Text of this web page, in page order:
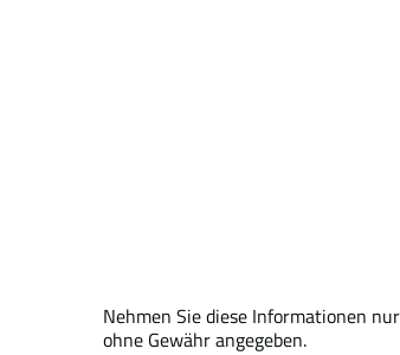
Nehmen Sie diese Informationen
ohne Gewähr angegeben.